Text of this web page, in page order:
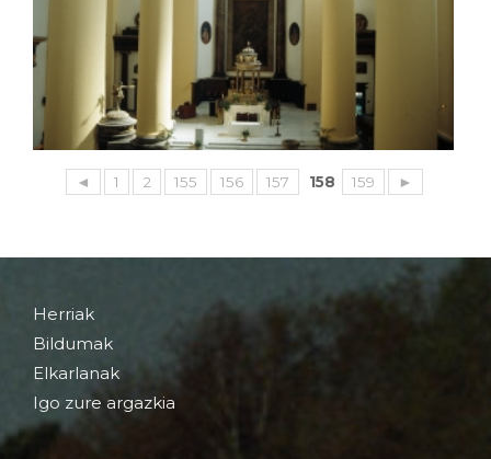
◄ 1 2 155 156 157 158 159 ►
Herriak
Bildumak
Elkarlanak
Igo zure argazkia